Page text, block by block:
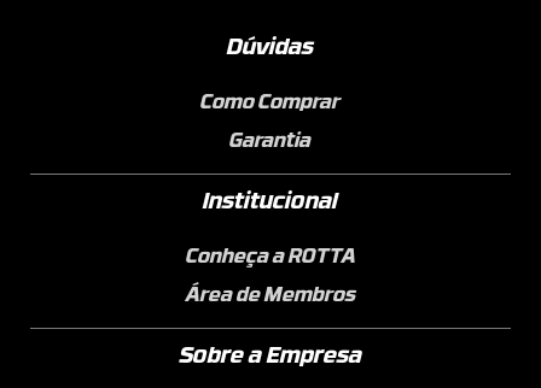
Dúvidas
Como Comprar
Garantia
Institucional
Conheça a ROTTA
Área de Membros
Sobre a Empresa